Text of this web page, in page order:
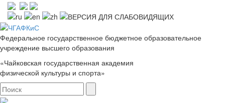
Федеральное государственное бюджетное образовательное
учреждение высшего образования
«Чайковская государственная академия
физической культуры и спорта»